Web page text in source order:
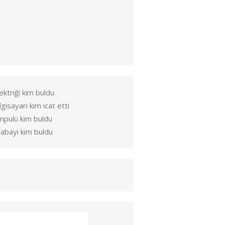
kim buldu
kim icat etti
kim buldu
kim buldu